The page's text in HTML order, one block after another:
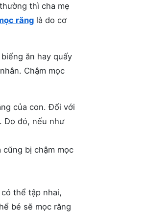
thì cha mẹ
răng là do cơ
ăn hay quấy
Chậm mọc
của con. Đối với
Do đó, nếu như
bị chậm mọc
thể tập nhai,
bé sẽ mọc răng